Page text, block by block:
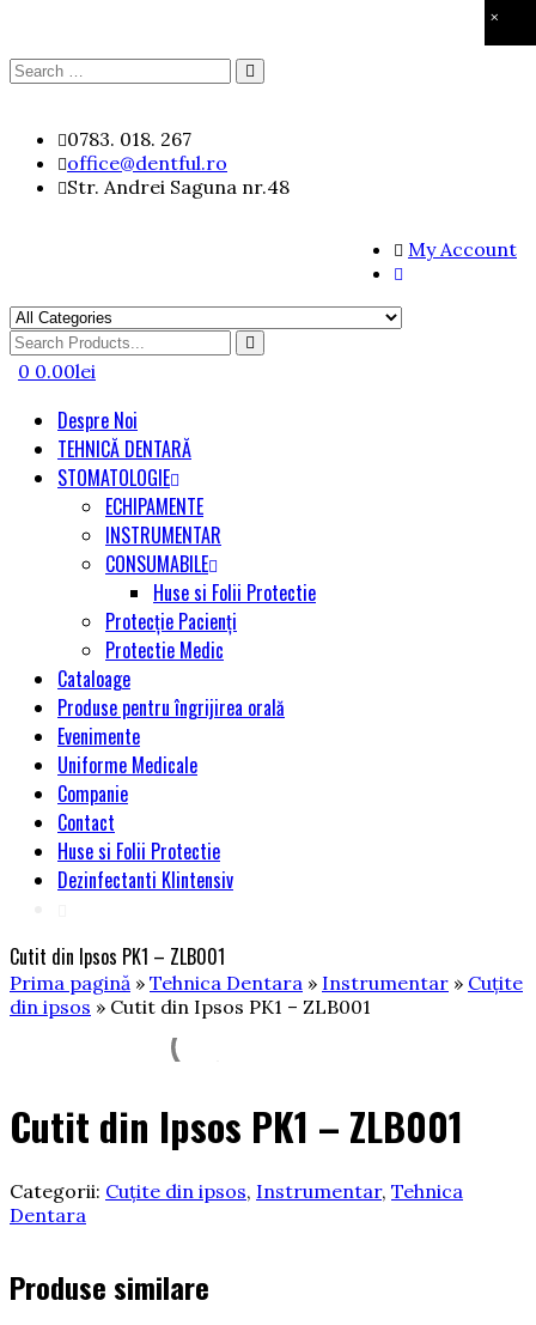
×
Search
content
0783. 018. 267
office@dentful.ro
Str. Andrei Saguna nr.48
My Account
Search
for
0 0.00lei
Despre Noi
TEHNICĂ DENTARĂ
STOMATOLOGIE
ECHIPAMENTE
INSTRUMENTAR
CONSUMABILE
Huse si Folii Protectie
Protecție Pacienți
Protectie Medic
Cataloage
Produse pentru îngrijirea orală
Evenimente
Uniforme Medicale
Companie
Contact
Huse si Folii Protectie
Dezinfectanti Klintensiv
Cutit din Ipsos PK1 – ZLB001
Prima pagină » Tehnica Dentara » Instrumentar » Cuțite
din ipsos » Cutit din Ipsos PK1 – ZLB001
Cutit din Ipsos PK1 – ZLB001
Categorii: Cuțite din ipsos, Instrumentar, Tehnica
Dentara
Produse similare